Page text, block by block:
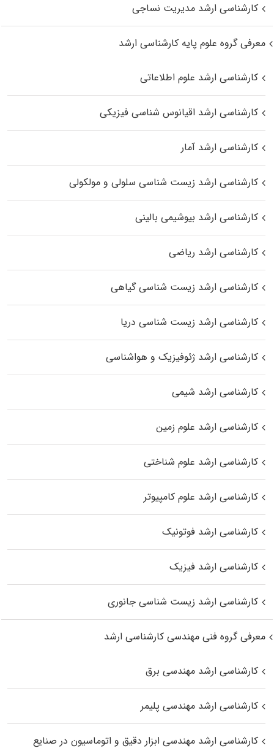
کارشناسی ارشد مدیریت نساجی
معرفی گروه علوم پایه کارشناسی ارشد
کارشناسی ارشد علوم اطلاعاتی
کارشناسی ارشد اقیانوس‌ شناسی فیزیکی
کارشناسی ارشد آمار
کارشناسی ارشد زیست شناسی سلولی و مولکولی
کارشناسی ارشد بیوشیمی بالینی
کارشناسی ارشد ریاضی
کارشناسی ارشد زیست‌ شناسی گیاهی
کارشناسی ارشد زیست‌ شناسی دریا
کارشناسی ارشد ژئوفیزیک و هواشناسی
کارشناسی ارشد شیمی
کارشناسی ارشد علوم زمین
کارشناسی ارشد علوم شناختی
کارشناسی ارشد علوم کامپیوتر
کارشناسی ارشد فوتونیک
کارشناسی ارشد فیزیک
کارشناسی ارشد زیست‌ شناسی جانوری
معرفی گروه فنی مهندسی کارشناسی ارشد
کارشناسی ارشد مهندسی برق
کارشناسی ارشد مهندسی پلیمر
کارشناسی ارشد مهندسی ابزار دقیق و اتوماسیون در صنایع